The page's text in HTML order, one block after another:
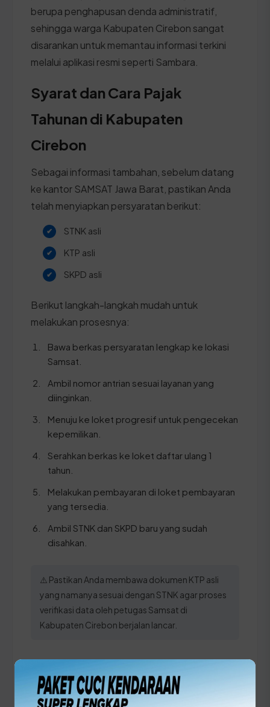
berupa penghapusan denda administratif,
sehingga warga Kabupaten Cirebon sangat
disarankan untuk memantau informasi terkini
melalui aplikasi resmi seperti Sambara.
Syarat dan Cara Pajak
Tahunan di Kabupaten
Cirebon
Sebagai informasi tambahan, sebelum datang
ke kantor SAMSAT Jawa Barat, pastikan Anda
telah menyiapkan persyaratan berikut:
STNK asli
KTP asli
SKPD asli
Berikut langkah-langkah mudah untuk
melakukan prosesnya:
Bawa berkas persyaratan lengkap ke lokasi
Samsat.
Ambil nomor antrian sesuai layanan yang
diinginkan.
Menuju ke loket progresif untuk pengecekan
kepemilikan.
Serahkan berkas ke loket daftar ulang 1
tahun.
Melakukan pembayaran di loket pembayaran
yang tersedia.
Ambil STNK dan SKPD baru yang sudah
disahkan.
⚠️ Pastikan Anda membawa dokumen KTP asli
yang namanya sesuai dengan STNK agar proses
verifikasi data oleh petugas Samsat di
Kabupaten Cirebon berjalan lancar.
Panduan Pajak 5 Tahunan
(Ganti Plat) di Jawa Barat